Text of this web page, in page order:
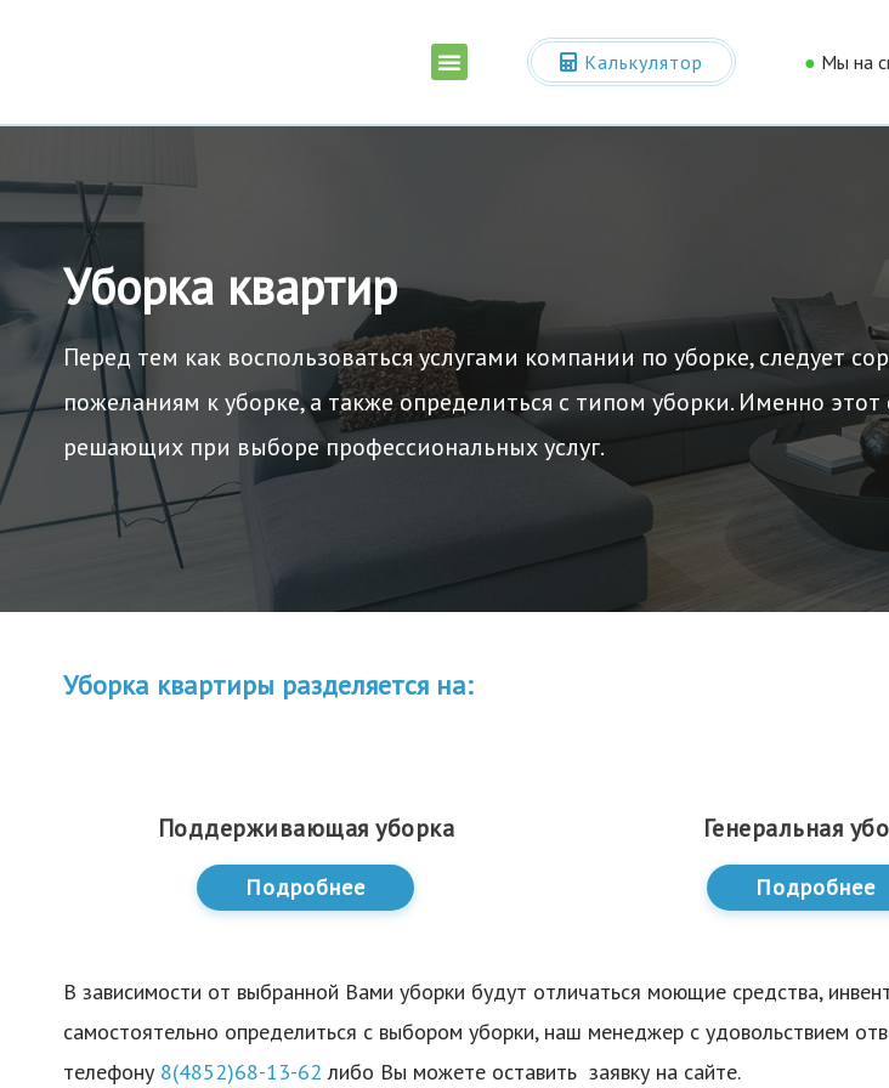
Калькулятор ● Мы на
Уборка квартир
Перед тем как воспользоваться услугами компании по уборке, следует
пожеланиям к уборке, а также определиться с типом уборки. Именно
решающих при выборе профессиональных услуг.
Уборка квартиры разделяется на:
Поддерживающая уборка
Подробнее
Генеральная
Подробнее
В зависимости от выбранной Вами уборки будут отличаться моющие средства,
самостоятельно определиться с выбором уборки, наш менеджер с удовольствием
телефону 8(4852)68-13-62 либо Вы можете оставить заявку на сайте.